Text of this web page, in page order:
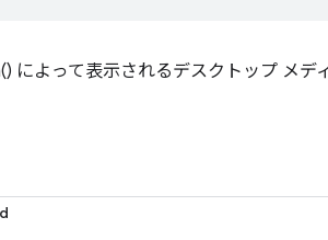
によって表示されるデスクトップ メデ